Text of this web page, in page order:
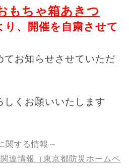
もちゃ箱あきつ
り、開催を自粛させて
てお知らせさせていただ
しくお願いいたします
関する情報～
連情報（東京都防災ホームペ